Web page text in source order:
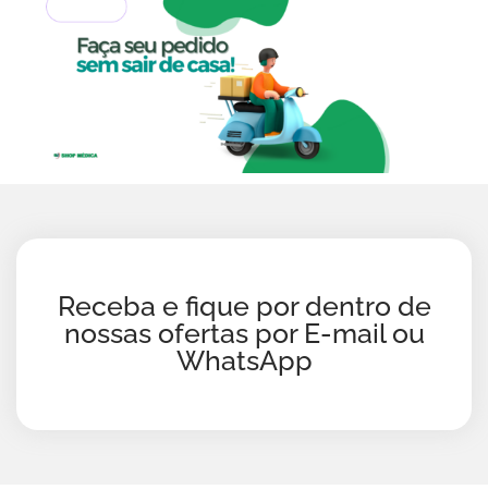
Receba e fique por dentro de
nossas ofertas por E-mail ou
WhatsApp